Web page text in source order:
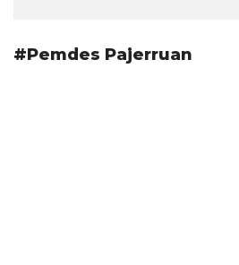
#Pemdes Pajerruan